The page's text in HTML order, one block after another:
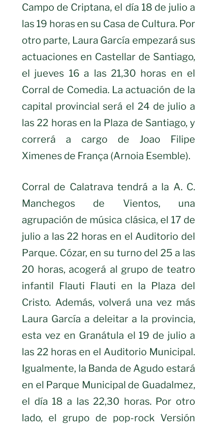
Campo de Criptana, el día 18 de julio a
las 19 horas en su Casa de Cultura. Por
otro parte, Laura García empezará sus
actuaciones en Castellar de Santiago,
el jueves 16 a las 21,30 horas en el
Corral de Comedia. La actuación de la
capital provincial será el 24 de julio a
las 22 horas en la Plaza de Santiago, y
correrá a cargo de Joao Filipe
Ximenes de França (Arnoia Esemble).
Corral de Calatrava tendrá a la A. C.
Manchegos de Vientos, una
agrupación de música clásica, el 17 de
julio a las 22 horas en el Auditorio del
Parque. Cózar, en su turno del 25 a las
20 horas, acogerá al grupo de teatro
infantil Flauti Flauti en la Plaza del
Cristo. Además, volverá una vez más
Laura García a deleitar a la provincia,
esta vez en Granátula el 19 de julio a
las 22 horas en el Auditorio Municipal.
Igualmente, la Banda de Agudo estará
en el Parque Municipal de Guadalmez,
el día 18 a las 22,30 horas. Por otro
lado, el grupo de pop-rock Versión